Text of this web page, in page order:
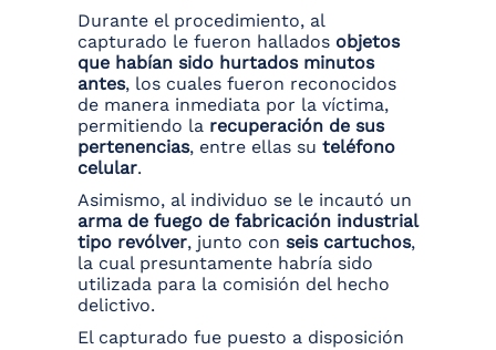
Durante el procedimiento, al
capturado le fueron hallados objetos
que habían sido hurtados minutos
antes, los cuales fueron reconocidos
de manera inmediata por la víctima,
permitiendo la recuperación de sus
pertenencias, entre ellas su teléfono
celular.
Asimismo, al individuo se le incautó un
arma de fuego de fabricación industrial
tipo revólver, junto con seis cartuchos,
la cual presuntamente habría sido
utilizada para la comisión del hecho
delictivo.
El capturado fue puesto a disposición